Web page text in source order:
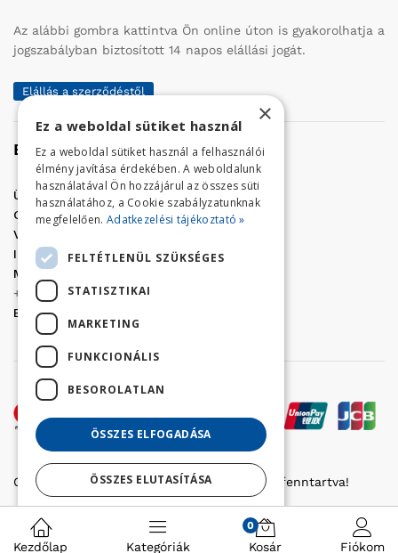
Az alábbi gombra kattintva Ön online úton is gyakorolhatja a
jogszabályban biztosított 14 napos elállási jogát.
Elállás a szerződéstől
Elérhetőség
Üzletünk címe:
Szolnok, Vércse út 17.
Golf Center Áruház:06 (56) 423-324
VÁR-Kert Áruház:
Iroda:06 (56) 421-857
Megrendelés, termék információ:
+36 (70) 938-3356
E-mail:
Copyright © 2022 Golfker Kft. - Minden jog fenntartva!
Kezdőlap Kategóriák
0
Kosár Fiókom
×
Ez a weboldal sütiket használ
Ez a weboldal sütiket használ a felhasználói
élmény javítása érdekében. A weboldalunk
használatával Ön hozzájárul az összes süti
használatához, a Cookie szabályzatunknak
megfelelően. Adatkezelési tájékoztató »
FELTÉTLENÜL SZÜKSÉGES
STATISZTIKAI
MARKETING
FUNKCIONÁLIS
BESOROLATLAN
ÖSSZES ELFOGADÁSA
ÖSSZES ELUTASÍTÁSA
Részletek megjelenítése